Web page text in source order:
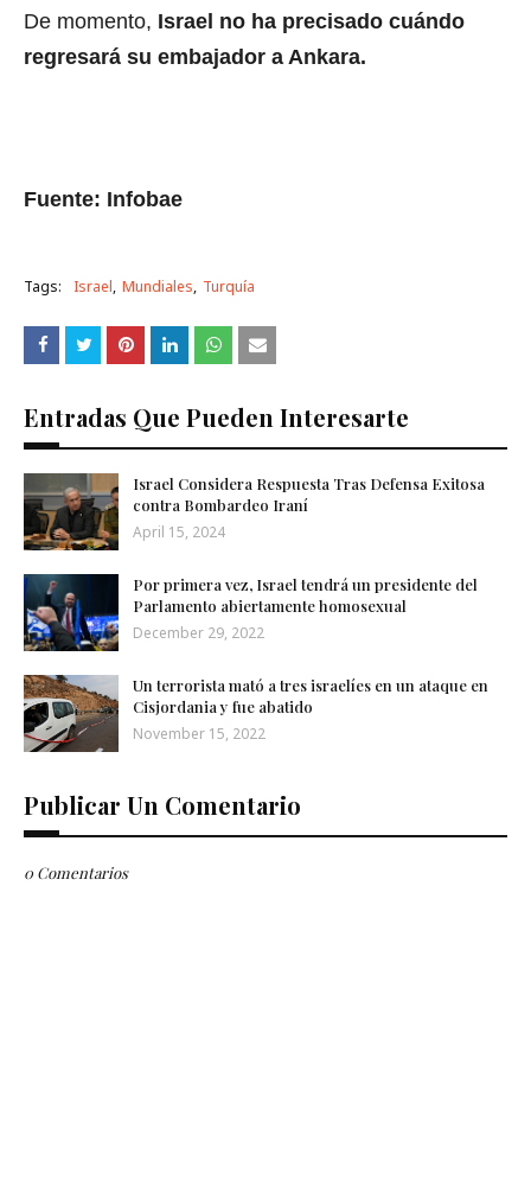
De momento, Israel no ha precisado cuándo
regresará su embajador a Ankara.
Fuente: Infobae
Tags: Israel Mundiales Turquía
Entradas Que Pueden Interesarte
Israel Considera Respuesta Tras Defensa Exitosa
contra Bombardeo Iraní
April 15, 2024
Por primera vez, Israel tendrá un presidente del
Parlamento abiertamente homosexual
December 29, 2022
Un terrorista mató a tres israelíes en un ataque en
Cisjordania y fue abatido
November 15, 2022
Publicar Un Comentario
0 Comentarios